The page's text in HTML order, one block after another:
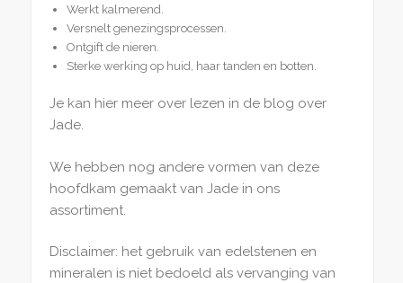
Werkt kalmerend.
Versnelt genezingsprocessen.
Ontgift de nieren.
Sterke werking op huid, haar tanden en botten.
Je kan hier meer over lezen in de blog over
Jade.
We hebben nog andere vormen van deze
hoofdkam gemaakt van Jade in ons
assortiment.
Disclaimer: het gebruik van edelstenen en
mineralen is niet bedoeld als vervanging van